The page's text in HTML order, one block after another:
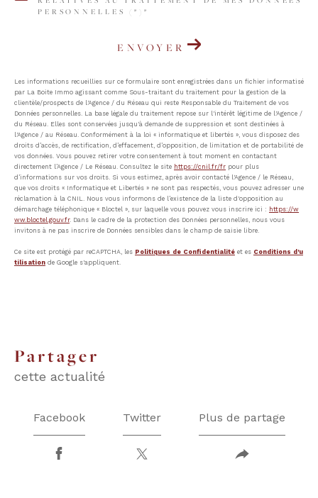
PERSONNELLES (*)*
ENVOYER
Les informations recueillies sur ce formulaire sont enregistrées dans un fichier informatisé
par La Boite Immo agissant comme Sous-traitant du traitement pour la gestion de la
clientèle/prospects de l'Agence / du Réseau qui reste Responsable du Traitement de vos
Données personnelles. La base légale du traitement repose sur l'intérêt légitime de l'Agence /
du Réseau. Elles sont conservées jusqu'à demande de suppression et sont destinées à
l'Agence / au Réseau. Conformément à la loi « informatique et libertés », vous disposez des
droits d’accès, de rectification, d’effacement, d’opposition, de limitation et de portabilité de
vos données. Vous pouvez retirer votre consentement à tout moment en contactant
directement l’Agence / Le Réseau. Consultez le site https://cnil.fr/fr pour plus
d’informations sur vos droits. Si vous estimez, après avoir contacté l'Agence / le Réseau,
que vos droits « Informatique et Libertés » ne sont pas respectés, vous pouvez adresser une
réclamation à la CNIL. Nous vous informons de l’existence de la liste d'opposition au
démarchage téléphonique « Bloctel », sur laquelle vous pouvez vous inscrire ici : https://w
ww.bloctel.gouv.fr. Dans le cadre de la protection des Données personnelles, nous vous
invitons à ne pas inscrire de Données sensibles dans le champ de saisie libre.
Ce site est protégé par reCAPTCHA, les Politiques de Confidentialité et es Conditions d'u
tilisation de Google s'appliquent.
partager
cette actualité
Facebook Twitter Plus de partage